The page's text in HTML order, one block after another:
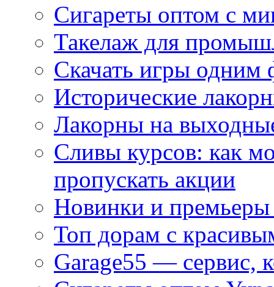
Сигареты оптом с
Такелаж для
Скачать игры одним
Исторические
Лакорны на
Сливы курсов: как
пропускать акции
Новинки и
Топ дорам с
Garage55 — сервис,